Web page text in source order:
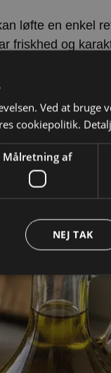
løfte en enkel
friskhed og
er en
gæstemad,
Ved at bruge
cookiepolitik.
Målretning af
NEJ TAK
af Funktionalitet
login og kontostyring.